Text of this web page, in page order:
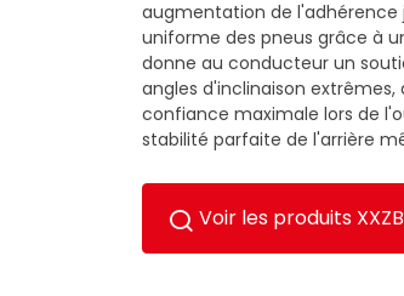
augmentation de l'adhérence
uniforme des pneus grâce à
donne au conducteur un
angles d'inclinaison
confiance maximale lors de
stabilité parfaite de l'arrière
Voir les produits XXZB